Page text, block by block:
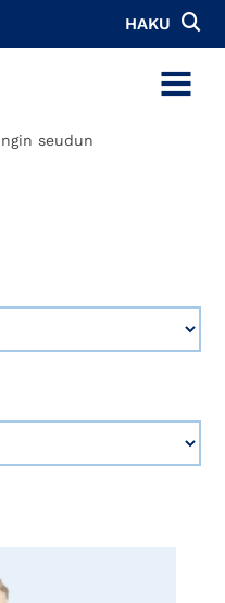
HAKU
MENU
seudun